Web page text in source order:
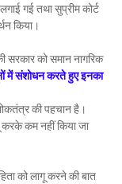
गई तथा सुप्रीम कोर्ट
किया।
सरकार को समान नागरिक
में संशोधन करते हुए इनका
की पहचान है।
करके कम नहीं किया जा
को लागू करने की बात